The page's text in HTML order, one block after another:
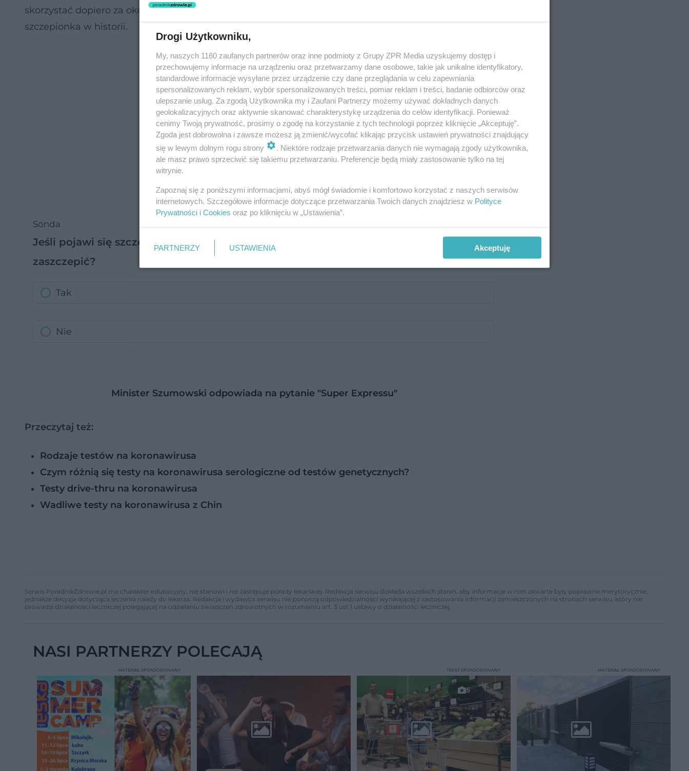
skorzystać dopiero za około rok. I tak eksperci twierdzą, że będzie to najszybciej wprowadzona
szczepionka w historii.
Sonda
Jeśli pojawi się szczepionka na koronawirusa, to będziesz chciał się szybko nią
zaszczepić?
Tak
Nie
Minister Szumowski odpowiada na pytanie "Super Expressu"
Przeczytaj też:
Rodzaje testów na koronawirusa
Czym różnią się testy na koronawirusa serologiczne od testów genetycznych?
Testy drive-thru na koronawirusa
Wadliwe testy na koronawirusa z Chin
Serwis PoradnikZdrowie.pl ma charakter edukacyjny, nie stanowi i nie zastępuje porady lekarskiej. Redakcja serwisu dokłada wszelkich starań, aby informacje w nim zawarte były poprawne merytorycznie,
jednakże decyzja dotycząca leczenia należy do lekarza. Redakcja i wydawca serwisu nie ponoszą odpowiedzialności wynikającej z zastosowania informacji zamieszczonych na stronach serwisu, który nie
prowadzi działalności leczniczej polegającej na udzielaniu świadczeń zdrowotnych w rozumieniu art. 3 ust 1 ustawy o działalności leczniczej.
NASI PARTNERZY POLECAJĄ
MATERIAŁ SPONSOROWANY
5
TEKST SPONSOROWANY MATERIAŁ SPONSOROWANY
Drogi Użytkowniku,
My, naszych 1160 zaufanych partnerów oraz inne podmioty z Grupy ZPR Media uzyskujemy dostęp i
przechowujemy informacje na urządzeniu oraz przetwarzamy dane osobowe, takie jak unikalne identyfikatory,
standardowe informacje wysyłane przez urządzenie czy dane przeglądania w celu zapewniania
spersonalizowanych reklam, wybór spersonalizowanych treści, pomiar reklam i treści, badanie odbiorców oraz
ulepszanie usług. Za zgodą Użytkownika my i Zaufani Partnerzy możemy używać dokładnych danych
geolokalizacyjnych oraz aktywnie skanować charakterystykę urządzenia do celów identyfikacji. Ponieważ
cenimy Twoją prywatność, prosimy o zgodę na korzystanie z tych technologii poprzez kliknięcie „Akceptuję”.
Zgoda jest dobrowolna i zawsze możesz ją zmienić/wycofać klikając przycisk ustawień prywatności znajdujący
się w lewym dolnym rogu strony
. Niektóre rodzaje przetwarzania danych nie wymagają zgody użytkownika,
ale masz prawo sprzeciwić się takiemu przetwarzaniu. Preferencje będą miały zastosowanie tylko na tej
witrynie.
Zapoznaj się z poniższymi informacjami, abyś mógł świadomie i komfortowo korzystać z naszych serwisów
internetowych. Szczegółowe informacje dotyczące przetwarzania Twoich danych znajdziesz w Polityce
Prywatności i Cookies oraz po kliknięciu w „Ustawienia”.
PARTNERZY USTAWIENIA Akceptuję